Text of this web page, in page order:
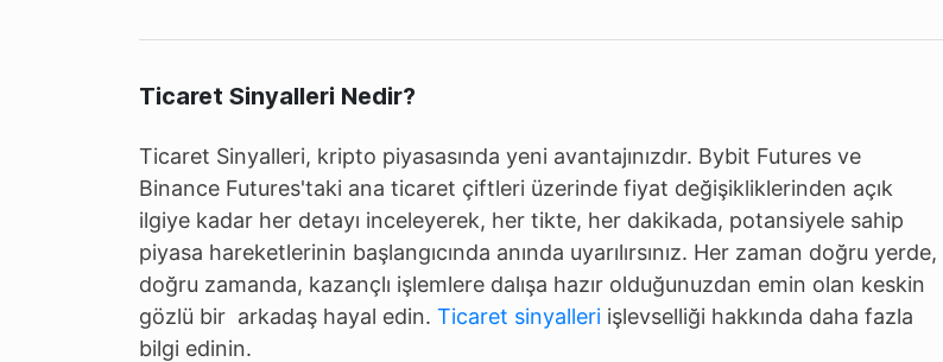
Ticaret Sinyalleri Nedir?
Ticaret Sinyalleri, kripto piyasasında yeni avantajınızdır. Bybit Futures ve
Binance Futures'taki ana ticaret çiftleri üzerinde fiyat değişikliklerinden açık
ilgiye kadar her detayı inceleyerek, her tikte, her dakikada, potansiyele sahip
piyasa hareketlerinin başlangıcında anında uyarılırsınız. Her zaman doğru yerde,
doğru zamanda, kazançlı işlemlere dalışa hazır olduğunuzdan emin olan keskin
gözlü bir arkadaş hayal edin. Ticaret sinyalleri işlevselliği hakkında daha fazla
bilgi edinin.